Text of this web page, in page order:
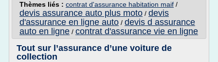
Thèmes liés : contrat d'assurance habitation maif /
devis assurance auto plus moto / devis
d'assurance en ligne auto / devis d assurance
auto en ligne / contrat d'assurance vie en ligne
Tout sur l’assurance d’une voiture de
collection